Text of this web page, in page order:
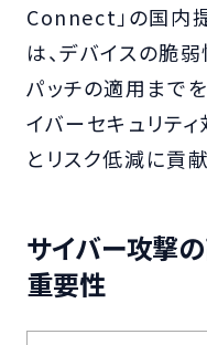
Connect」の国内
は、デバイスの脆
パッチの適用まで
イバーセキュリテ
とリスク低減に貢献
サイバー攻撃
重要性